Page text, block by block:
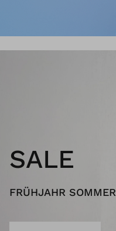
SALE
FRÜHJAHR SOMMER